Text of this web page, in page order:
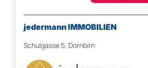
jedermann IMMOBILIEN
Schulgasse 5, Dornbirn